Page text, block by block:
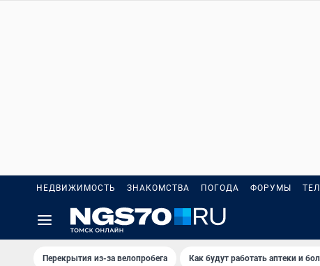
НЕДВИЖИМОСТЬ ЗНАКОМСТВА ПОГОДА ФОРУМЫ
Перекрытия из-за велопробега Как будут работать аптеки и